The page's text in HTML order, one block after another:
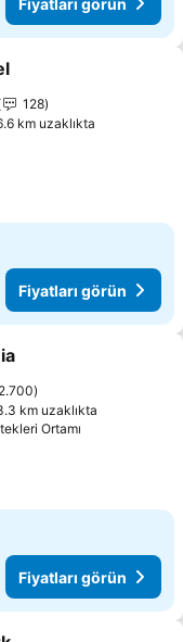
ekle
128
km uzaklıkta
Fiyatları görün
ekle
2.700
km uzaklıkta
Ortamı
Fiyatları görün